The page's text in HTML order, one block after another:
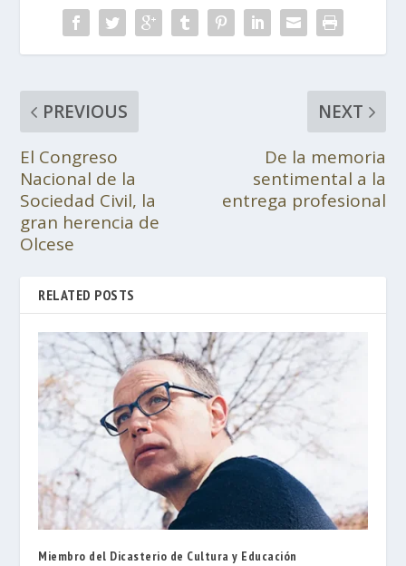
PREVIOUS
El Congreso
Nacional de la
Sociedad Civil, la
gran herencia de
Olcese
NEXT
De la memoria
sentimental a la
entrega profesional
RELATED POSTS
Miembro del Dicasterio de Cultura y Educación